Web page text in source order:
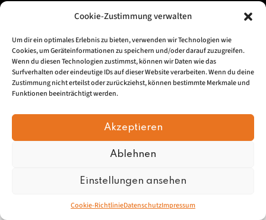
Cookie-Zustimmung verwalten
Um dir ein optimales Erlebnis zu bieten, verwenden wir Technologien wie
Cookies, um Geräteinformationen zu speichern und/oder darauf zuzugreifen.
Wenn du diesen Technologien zustimmst, können wir Daten wie das
Surfverhalten oder eindeutige IDs auf dieser Website verarbeiten. Wenn du deine
Zustimmung nicht erteilst oder zurückziehst, können bestimmte Merkmale und
Funktionen beeinträchtigt werden.
Akzeptieren
Ablehnen
Einstellungen ansehen
Cookie-RichtlinieDatenschutzImpressum
Impressum tz
© 2026, Mundartretter.de